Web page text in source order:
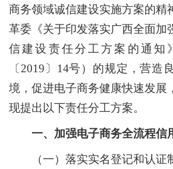
商务领域诚信建设实施方案的精
革委《关于印发落实广西全面加
信建设责任分工方案的通知
〔 2019 〕 14号）的规定，营造
境，促进电子商务健康快速发展
现提出以下责任分工方案。
一、加强电子商务全流程信
（一）落实实名登记和认证